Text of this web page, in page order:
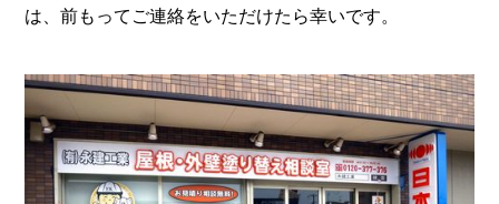
は、前もってご連絡をいただけたら幸いです。